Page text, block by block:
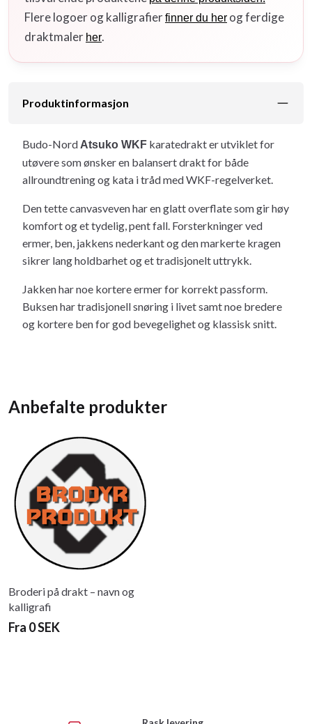
Flere logoer og kalligrafierfinner du her og ferdige
draktmaler her.
Produktinformasjon
Budo-Nord Atsuko WKF karatedrakt er utviklet for
utøvere som ønsker en balansert drakt for både
allroundtrening og kata i tråd med WKF-regelverket.
Den tette canvasveven har en glatt overflate som gir høy
komfort og et tydelig, pent fall. Forsterkninger ved
ermer, ben, jakkens nederkant og den markerte kragen
sikrer lang holdbarhet og et tradisjonelt uttrykk.
Jakken har noe kortere ermer for korrekt passform.
Buksen har tradisjonell snøring i livet samt noe bredere
og kortere ben for god bevegelighet og klassisk snitt.
Anbefalte produkter
Broderi på drakt – navn og
kalligrafi
Fra 0 SEK